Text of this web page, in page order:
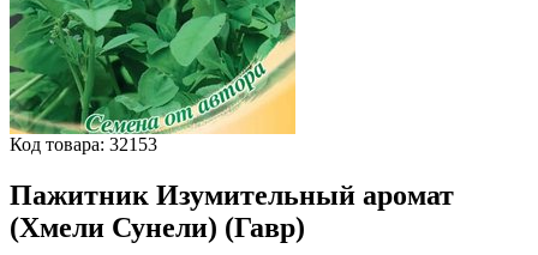
Код товара: 32153
Пажитник Изумительный аромат
(Хмели Сунели) (Гавр)